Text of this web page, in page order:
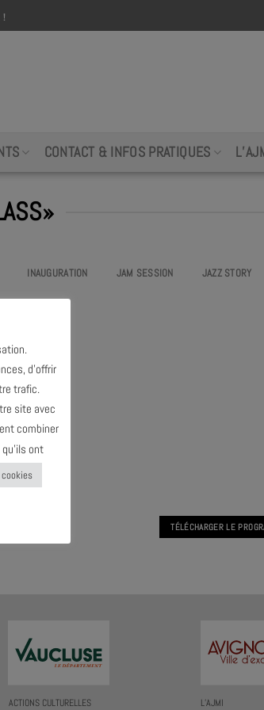
!
CONTACT & INFOS PRATIQUES
INAUGURATION JAM SESSION JAZZ STORY
TÉLÉCHARGER LE
ACTIONS CULTURELLES L’AJMI
d’offrir
trafic.
site avec
combiner
ont
cookies